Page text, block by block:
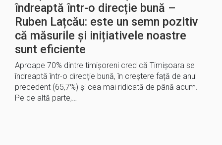
îndreaptă într-o direcție bună –
Ruben Lațcău: este un semn pozitiv
că măsurile și inițiativele noastre
sunt eficiente
Aproape 70% dintre timișoreni cred că Timișoara se
îndreaptă într-o direcție bună, în creștere față de anul
precedent (65,7%) și cea mai ridicată de până acum.
Pe de altă parte,…